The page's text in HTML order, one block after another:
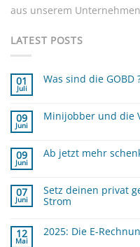
aus unserem
LATEST POSTS
01
Juli
Was sind die GOBD
Was
sind
09
Juni
Minijobber und die
Minijobber
und
09
Juni
Ab jetzt mehr
Ab
jetzt
mehr
mehr
sparen
07
Juni
Setz deinen privat
Strom
zu
Setz
12
Mai
2025: Die E-